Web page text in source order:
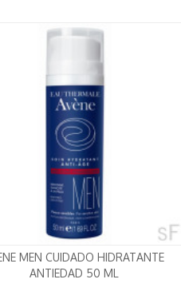
MEN CUIDADO HIDRATANTE
ANTIEDAD 50 ML